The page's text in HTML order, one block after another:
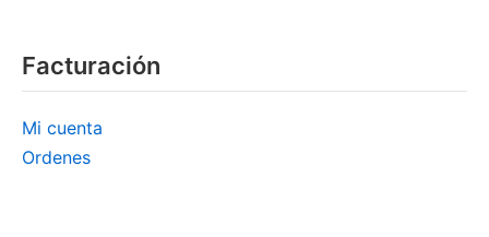
Facturación
Mi cuenta
Ordenes